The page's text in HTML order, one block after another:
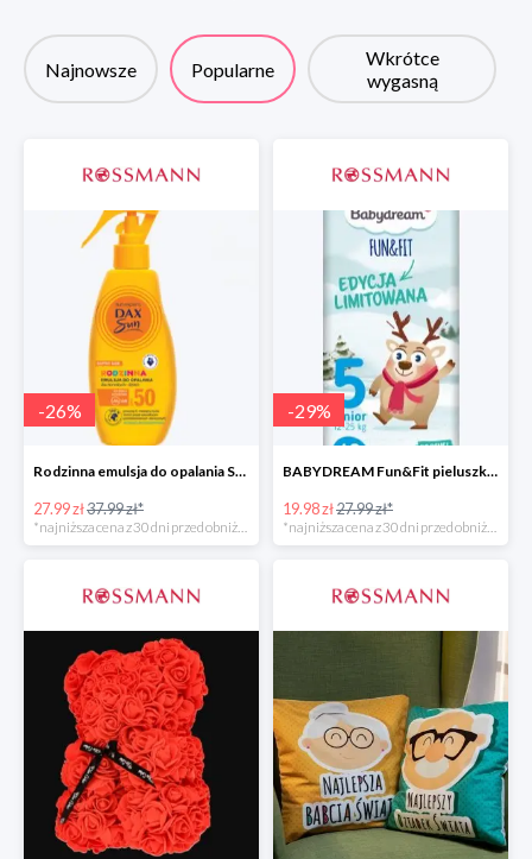
Najnowsze Popularne
Wkrótce
wygasną
-26%
Rodzinna emulsja do opalania SPF 50
27.99 zł37.99 zł*
*najniższa cena z 30 dni przed obniżką
-29%
BABYDREAM Fun&Fit pieluszki jednorazowe Junior 5
19.98 zł27.99 zł*
*najniższa cena z 30 dni przed obniżką